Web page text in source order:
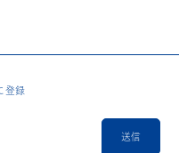
登録
送信